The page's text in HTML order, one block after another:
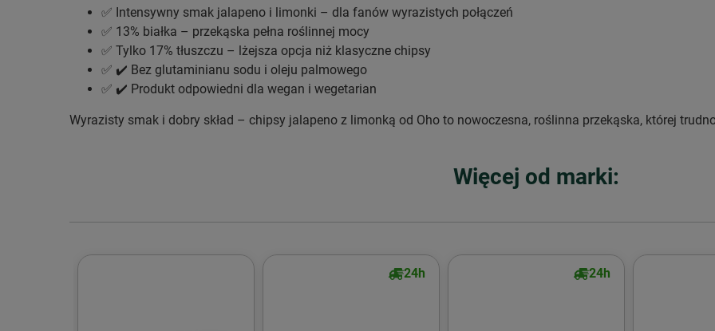
✅ Intensywny smak jalapeno i limonki – dla fanów wyrazistych połączeń
✅ 13% białka – przekąska pełna roślinnej mocy
✅ Tylko 17% tłuszczu – lżejsza opcja niż klasyczne chipsy
✅ ✔️ Bez glutaminianu sodu i oleju palmowego
✅ ✔️ Produkt odpowiedni dla wegan i wegetarian
Wyrazisty smak i dobry skład – chipsy jalapeno z limonką od Oho to nowoczesna, roślinna przekąska, której
Więcej od marki:
24h 24h